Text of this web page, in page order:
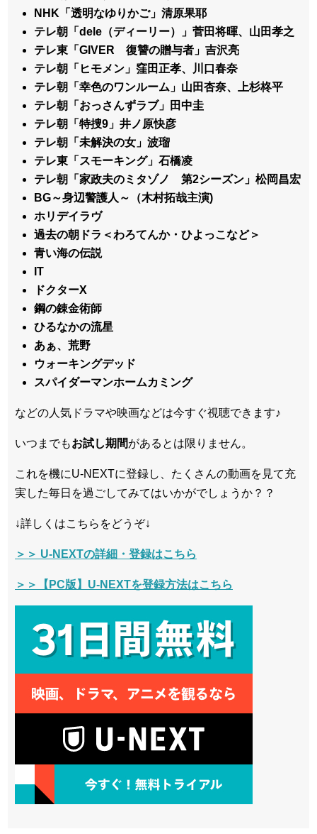
NHK「透明なゆりかご」清原果耶
テレ朝「dele（ディーリー）」菅田将暉、山田孝之
テレ東「GIVER 復讐の贈与者」吉沢亮
テレ朝「ヒモメン」窪田正孝、川口春奈
テレ朝「幸色のワンルーム」山田杏奈、上杉柊平
テレ朝「おっさんずラブ」田中圭
テレ朝「特捜9」井ノ原快彦
テレ朝「未解決の女」波瑠
テレ東「スモーキング」石橋凌
テレ朝「家政夫のミタゾノ 第2シーズン」松岡昌宏
BG～身辺警護人～（木村拓哉主演)
ホリデイラヴ
過去の朝ドラ＜わろてんか・ひよっこなど＞
青い海の伝説
IT
ドクターX
鋼の錬金術師
ひるなかの流星
あぁ、荒野
ウォーキングデッド
スパイダーマンホームカミング
などの人気ドラマや映画などは今すぐ視聴できます♪
いつまでもお試し期間があるとは限りません。
これを機にU-NEXTに登録し、たくさんの動画を見て充
実した毎日を過ごしてみてはいかがでしょうか？？
↓詳しくはこちらをどうぞ↓
＞＞ U-NEXTの詳細・登録はこちら
＞＞【PC版】U-NEXTを登録方法はこちら